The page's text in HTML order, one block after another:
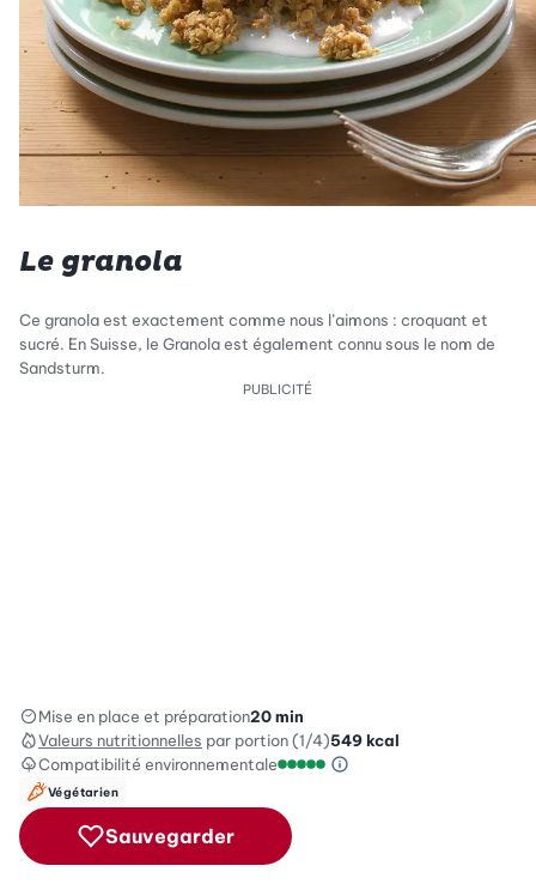
Le granola
Ce granola est exactement comme nous l’aimons : croquant et
sucré. En Suisse, le Granola est également connu sous le nom de
Sandsturm.
PUBLICITÉ
Mise en place et préparation20 min
Valeurs nutritionnelles par portion (1/4)549kcal
Compatibilité environnementale
Information sur
Végétarien
Sauvegarder